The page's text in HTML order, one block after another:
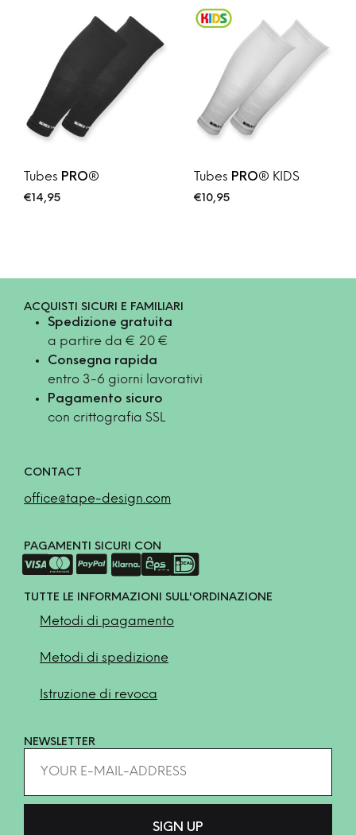
Tubes PRO®
€14,95
Tubes PRO® KIDS
€10,95
ACQUISTI SICURI E FAMILIARI
Spedizione gratuita
a partire da € 20 €
Consegna rapida
entro 3-6 giorni lavorativi
Pagamento sicuro
con crittografia SSL
CONTACT
office@tape-design.com
PAGAMENTI SICURI CON
TUTTE LE INFORMAZIONI SULL'ORDINAZIONE
Metodi di pagamento
Metodi di spedizione
Istruzione di revoca
NEWSLETTER